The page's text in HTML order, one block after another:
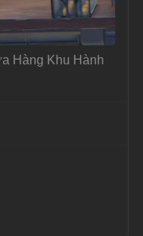
Hàng Khu Hành